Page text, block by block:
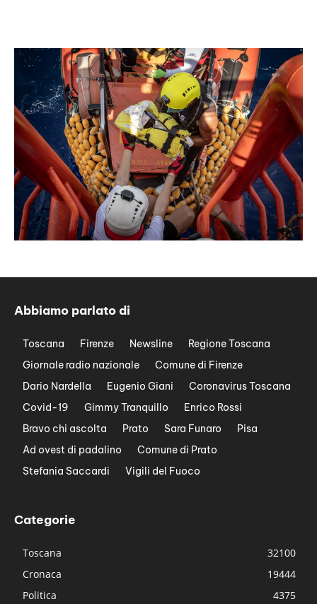
Abbiamo parlato di
Toscana Firenze Newsline
Regione Toscana
Giornale radio nazionale
Comune di Firenze
Dario Nardella
Eugenio Giani
Coronavirus Toscana
Covid-19
Gimmy Tranquillo
Enrico Rossi
Bravo chi ascolta
Prato Sara Funaro
Pisa
Ad ovest di padalino
Comune di Prato
Stefania Saccardi
Vigili del Fuoco
Categorie
Toscana
32100
Cronaca
19444
Politica
4375